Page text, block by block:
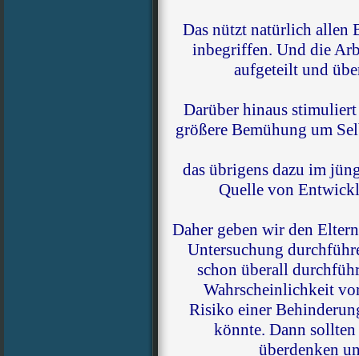
Das nützt natürlich allen
inbegriffen. Und die
aufgeteilt und
Darüber hinaus
größere Bemühung um
das übrigens dazu im
Quelle von
Daher geben wir den
Untersuchung
schon überall
Wahrscheinlichkeit
Risiko einer
könnte. Dann
überdenken